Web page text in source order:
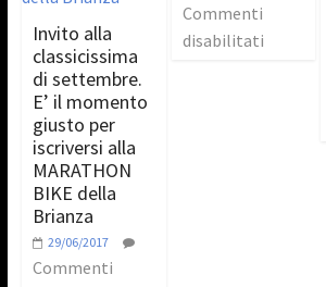
Invito alla
classicissima
di settembre.
E’ il momento
giusto per
iscriversi alla
MARATHON
BIKE della
Brianza
29/06/2017
Commenti
Commenti
disabilitati